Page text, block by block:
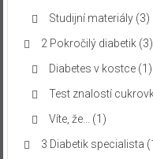
Studijní materiály(3)
2 Pokročilý diabetik(3)
Diabetes v kostce(1)
Test znalostí
Víte, že…
(1)
3 Diabetik specialista